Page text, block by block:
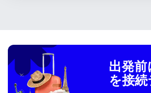
出発
を接続